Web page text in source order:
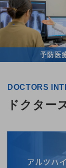
予防医
DOCTORS
ドクター
アルツハ